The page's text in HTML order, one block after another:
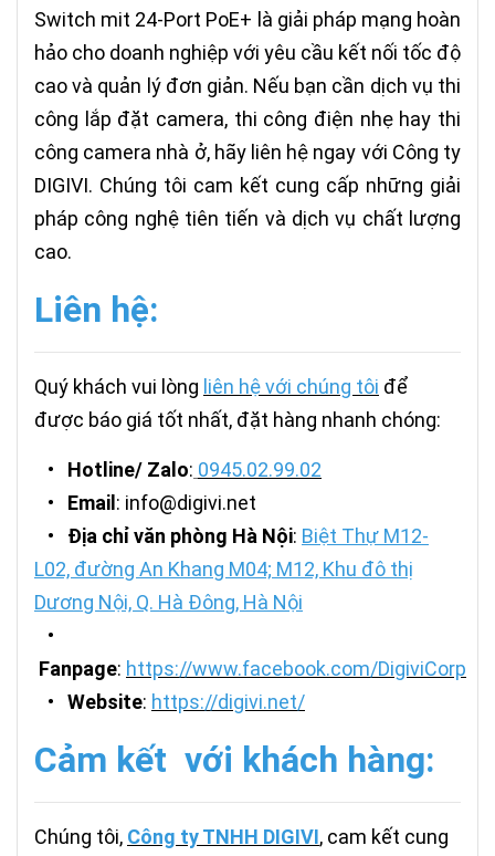
Switch mit 24-Port PoE+ là giải pháp mạng hoàn
hảo cho doanh nghiệp với yêu cầu kết nối tốc độ
cao và quản lý đơn giản. Nếu bạn cần dịch vụ thi
công lắp đặt camera, thi công điện nhẹ hay thi
công camera nhà ở, hãy liên hệ ngay với Công ty
DIGIVI. Chúng tôi cam kết cung cấp những giải
pháp công nghệ tiên tiến và dịch vụ chất lượng
cao.
Liên hệ:
Quý khách vui lòng liên hệ với chúng tôi để
được báo giá tốt nhất, đặt hàng nhanh chóng:
• Hotline/ Zalo: 0945.02.99.02
• Email : info@digivi.net
• Địa chỉ văn phòng Hà Nội: Biệt Thự M12-
L02, đường An Khang M04; M12, Khu đô thị
Dương Nội, Q. Hà Đông, Hà Nội
•
Fanpage: https://www.facebook.com/DigiviCorp
• Website: https://digivi.net/
Cảm kết với khách hàng:
Chúng tôi, Công ty TNHH DIGIVI, cam kết cung